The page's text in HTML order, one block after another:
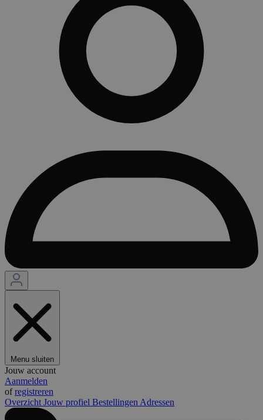
Menu sluiten
Jouw account
Aanmelden
ofregistreren
Overzicht Jouw profiel Bestellingen Adressen